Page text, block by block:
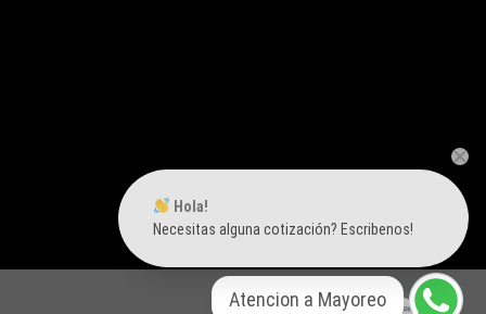
Hola!
Necesitas alguna cotización? Escribenos!
Atencion a Mayoreo